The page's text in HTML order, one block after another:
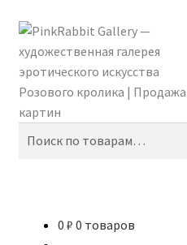
Перейти
к
навигации
Перейти
к
содержимому
Поиск
0 ₽ 0 товаров